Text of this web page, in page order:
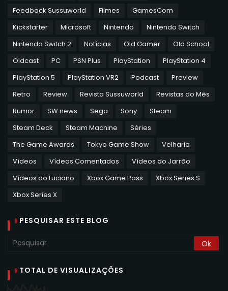
Feedback Sussuworld
Filmes
GamesCom
Kickstarter
Microsoft Nintendo
Nintendo Switch
Nintendo Switch 2
Notícias Old Gamer
Old School
Oldcast
PC PSN Plus PlayStation
PlayStation 4
PlayStation 5
PlayStation VR2 Podcast
Preview
Retro
Review Revista Sussuworld
Revistas do Mês
Rumor
SW news Sega Sony
Steam
Steam Deck
Steam Machine
Séries
The Game Awards
Tokyo Game Show
Velharia
Vídeos
Vídeos Comentados
Vídeos do Jarrão
Vídeos do Luciano
Xbox Game Pass
Xbox Series S
Xbox Series X
PESQUISAR ESTE BLOG
TOTAL DE VISUALIZAÇÕES